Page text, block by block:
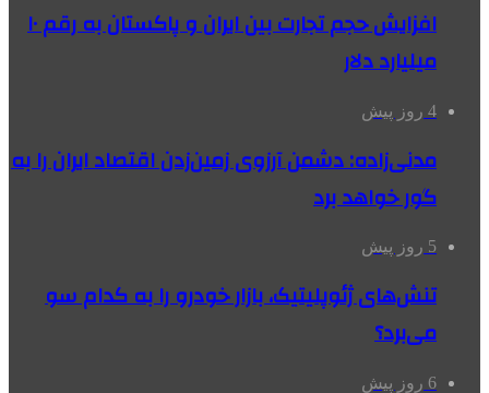
افزایش حجم تجارت بین ایران و پاکستان به رقم ۱۰
میلیارد دلار
4 روز پیش
مدنی‌زاده: دشمن آرزوی زمین‌زدن اقتصاد ایران را به
گور خواهد برد
5 روز پیش
تنش‌های ژئوپلیتیک، بازار خودرو را به کدام سو
می‌برد؟
6 روز پیش